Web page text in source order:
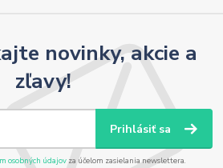
novinky, akcie a
zľavy!
Prihlásiť sa
osobných údajov za účelom zasielania newslettera.